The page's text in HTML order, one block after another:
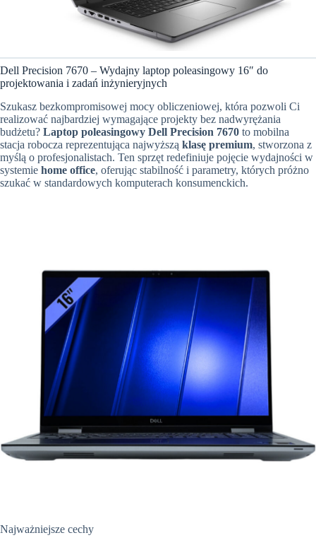
Dell Precision 7670 – Wydajny laptop poleasingowy 16″ do
projektowania i zadań inżynieryjnych
Szukasz bezkompromisowej mocy obliczeniowej, która pozwoli Ci
realizować najbardziej wymagające projekty bez nadwyrężania
budżetu? Laptop poleasingowy Dell Precision 7670 to mobilna
stacja robocza reprezentująca najwyższą klasę premium, stworzona z
myślą o profesjonalistach. Ten sprzęt redefiniuje pojęcie wydajności w
systemie home office, oferując stabilność i parametry, których próżno
szukać w standardowych komputerach konsumenckich.
Najważniejsze cechy